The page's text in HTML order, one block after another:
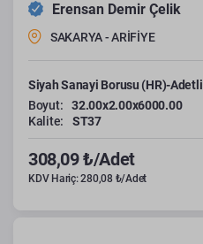
Erensan Demir Çelik
SAKARYA - ARİFİYE
Siyah Sanayi Borusu (HR)-Adetli
Boyut:
32.00x2.00x6000.00
Kalite:
ST37
308,09 ₺/Adet
KDV Hariç: 280,08 ₺/Adet